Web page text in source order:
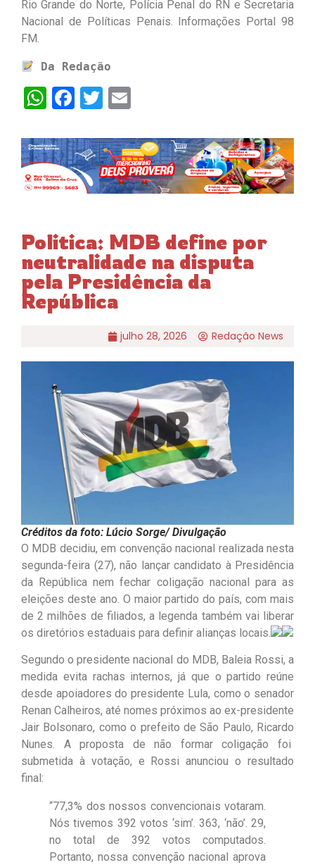
Rio Grande do Norte, Polícia Penal do RN e Secretaria
Nacional de Políticas Penais. Informações Portal 98
FM.
Da Redação
WhatsApp
Facebook
Twitter
Politica: MDB define por
neutralidade na disputa
pela Presidência da
República
julho 28, 2026 Redação News
Créditos da foto: Lúcio Sorge/ Divulgação
O MDB decidiu, em convenção nacional realizada nesta
segunda-feira (27), não lançar candidato à Presidência
da República nem fechar coligação nacional para as
eleições deste ano. O maior partido do país, com mais
de 2 milhões de filiados, a legenda também vai liberar
os diretórios estaduais para definir alianças locais.
Segundo o presidente nacional do MDB, Baleia Rossi, a
medida evita rachas internos, já que o partido reúne
desde apoiadores do presidente Lula, como o senador
Renan Calheiros, até nomes próximos ao ex-presidente
Jair Bolsonaro, como o prefeito de São Paulo, Ricardo
Nunes. A proposta de não formar coligação foi
submetida à votação, e Rossi anunciou o resultado
final:
“77,3% dos nossos convencionais votaram.
Nós tivemos 392 votos ‘sim’. 363, ‘não’. 29,
no total de 392 votos computados.
Portanto, nossa convenção nacional aprova